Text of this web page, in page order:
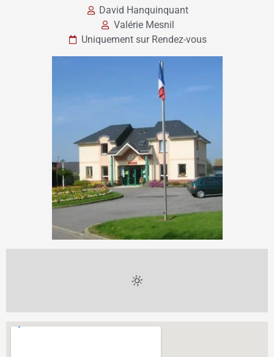
David Hanquinquant
Valérie Mesnil
Uniquement sur Rendez-vous